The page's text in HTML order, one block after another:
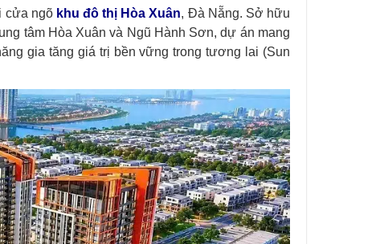
cửa ngõ khu đô thị Hòa Xuân, Đà Nẵng. Sở hữu
tâm Hòa Xuân và Ngũ Hành Sơn, dự án mang
gia tăng giá trị bền vững trong tương lai (Sun